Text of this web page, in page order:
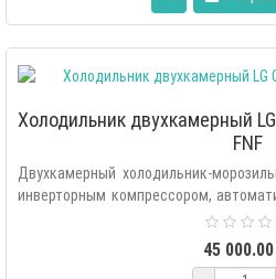
Холодильник двухкамерный
FNF
Двухкамерный холодильник-
инверторным компрессором,
45